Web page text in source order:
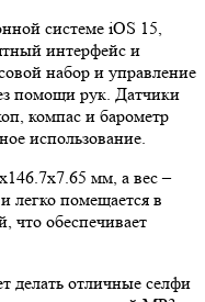
системе iOS 15,
интерфейс и
набор и управление
помощи рук. Датчики
компас и барометр
использование.
мм, а вес –
легко помещается в
что обеспечивает
делать отличные селфи